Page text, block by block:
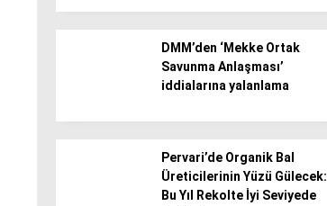
DMM’den ‘Mekke Ortak
Savunma Anlaşması’
iddialarına yalanlama
Pervari’de Organik Bal
Üreticilerinin Yüzü Gülecek:
Bu Yıl Rekolte İyi Seviyede